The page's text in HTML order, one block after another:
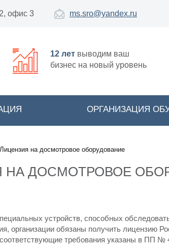
офис 3
ms.sro@yandex.ru
12 лет выводим ваш
бизнес на новый уровень
ОРГАНИЗАЦИЯ
Лицензия на досмотровое оборудование
НА ДОСМОТРОВОЕ
устройств, способных
организации обязаны получить лицензию
требования указаны в ПП №